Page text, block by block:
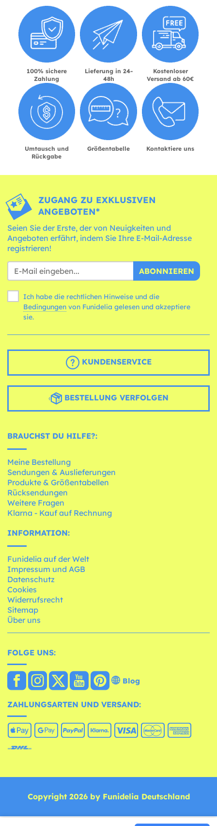
100% sichere
Zahlung
Lieferung in 24-
48h
Kostenloser
Versand ab 60€
Umtausch und
Rückgabe
Größentabelle Kontaktiere uns
ZUGANG ZU EXKLUSIVEN
ANGEBOTEN*
Seien Sie der Erste, der von Neuigkeiten und
Angeboten erfährt, indem Sie Ihre E-Mail-Adresse
registrieren!
ABONNIEREN
Ich habe die rechtlichen Hinweise und die
Bedingungen
sie.
KUNDENSERVICE
BESTELLUNG VERFOLGEN
BRAUCHST DU HILFE?:
Meine Bestellung
Sendungen & Auslieferungen
Produkte & Größentabellen
Rücksendungen
Weitere Fragen
Klarna - Kauf auf Rechnung
INFORMATION:
Funidelia auf der Welt
Impressum und AGB
Datenschutz
Cookies
Widerrufsrecht
Sitemap
Über uns
FOLGE UNS:
Blog
ZAHLUNGSARTEN UND VERSAND:
Copyright 2026 by Funidelia Deutschland